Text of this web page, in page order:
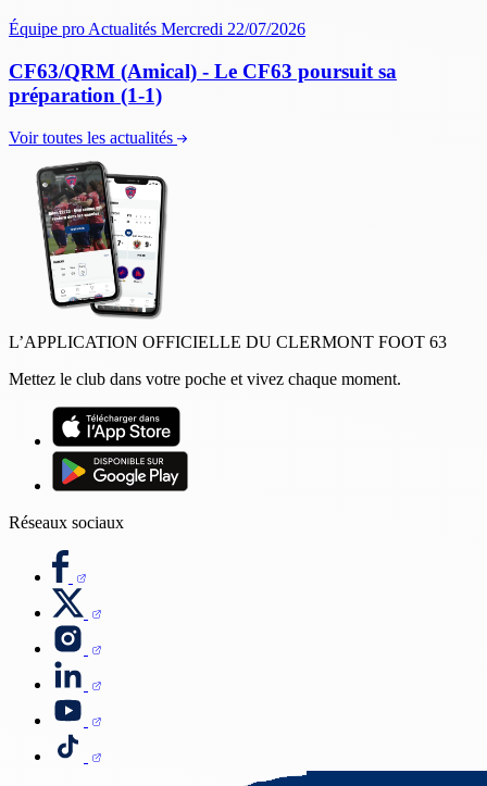
Équipe pro Actualités Mercredi 22/07/2026
CF63/QRM (Amical) - Le CF63 poursuit sa
préparation (1-1)
Voir toutes les actualités
L’APPLICATION OFFICIELLE DU CLERMONT FOOT 63
Mettez le club dans votre poche et vivez chaque moment.
Réseaux sociaux